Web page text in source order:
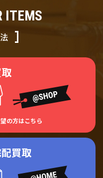
ITEMS
の方はこちら
買取